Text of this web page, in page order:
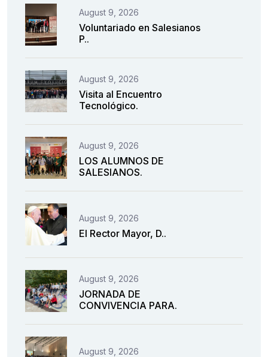
August 9, 2026
Voluntariado en Salesianos
P..
August 9, 2026
Visita al Encuentro
Tecnológico.
August 9, 2026
LOS ALUMNOS DE
SALESIANOS.
August 9, 2026
El Rector Mayor, D..
August 9, 2026
JORNADA DE
CONVIVENCIA PARA.
August 9, 2026